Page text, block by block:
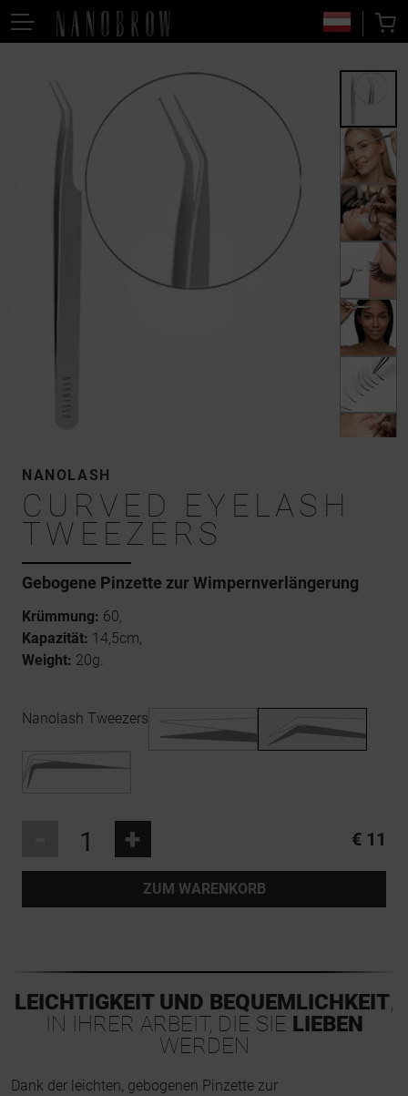
NANOLASH
CURVED EYELASH
TWEEZERS
Gebogene Pinzette zur Wimpernverlängerung
Krümmung: 60,
Kapazität: 14,5cm,
Weight: 20g.
Nanolash Tweezers
+ € 11
ZUM WARENKORB
LEICHTIGKEIT UND BEQUEMLICHKEIT,
IN IHRER ARBEIT, DIE SIE LIEBEN
WERDEN
Dank der leichten, gebogenen Pinzette zur